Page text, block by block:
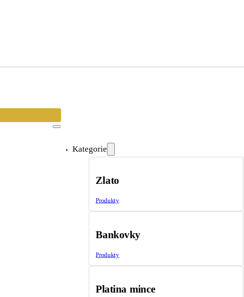
Kategorie
Zlato
Produkty
Bankovky
Produkty
Platina mince